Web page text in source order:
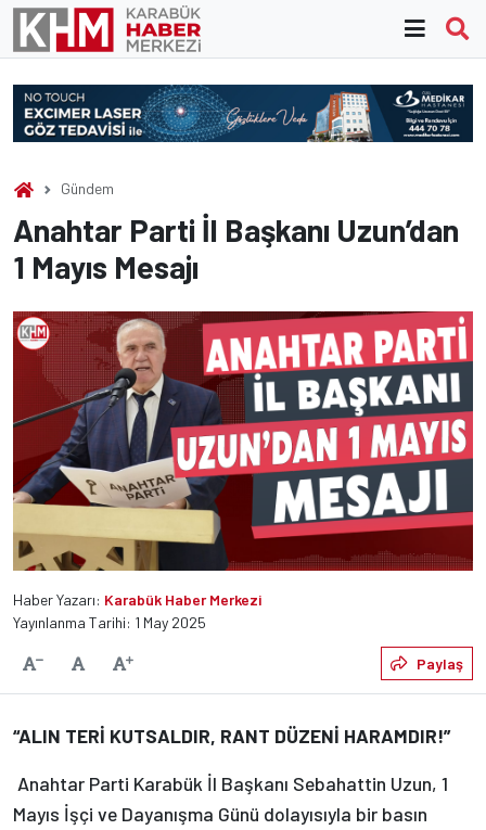
Skip
content
Gündem
Anahtar Parti İl Başkanı Uzun’dan
1 Mayıs Mesajı
Haber Yazarı: Karabük Haber Merkezi
Yayınlanma Tarihi: 1 May 2025
Yazıyı KüçültVarsayılanYazıyı Büyüt Paylaş
“ALIN TERİ KUTSALDIR, RANT DÜZENİ HARAMDIR!”
Anahtar Parti Karabük İl Başkanı Sebahattin Uzun, 1
Mayıs İşçi ve Dayanışma Günü dolayısıyla bir basın